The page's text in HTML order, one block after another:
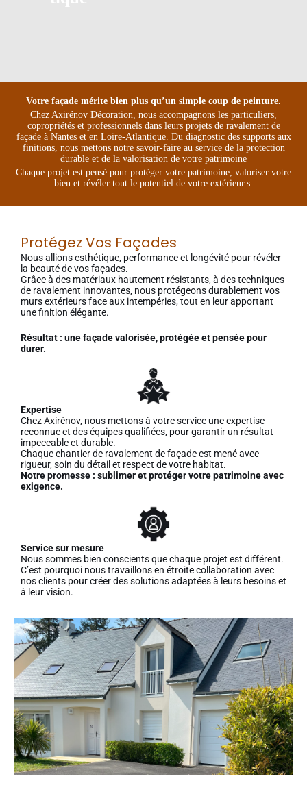
Votre façade mérite bien plus qu’un simple coup de peinture.
Chez Axirénov Décoration, nous accompagnons les particuliers,
copropriétés et professionnels dans leurs projets de ravalement de
façade à Nantes et en Loire-Atlantique. Du diagnostic des supports aux
finitions, nous mettons notre savoir-faire au service de la protection
durable et de la valorisation de votre patrimoine
Chaque projet est pensé pour protéger votre patrimoine, valoriser votre
bien et révéler tout le potentiel de votre extérieur.s.
Protégez Vos Façades
Nous allions esthétique, performance et longévité pour révéler
la beauté de vos façades.
Grâce à des matériaux hautement résistants, à des techniques
de ravalement innovantes, nous protégeons durablement vos
murs extérieurs face aux intempéries, tout en leur apportant
une finition élégante.
Résultat : une façade valorisée, protégée et pensée pour
durer.
Expertise
Chez Axirénov, nous mettons à votre service une expertise
reconnue et des équipes qualifiées, pour garantir un résultat
impeccable et durable.
Chaque chantier de ravalement de façade est mené avec
rigueur, soin du détail et respect de votre habitat.
Notre promesse : sublimer et protéger votre patrimoine avec
exigence.
Service sur mesure
Nous sommes bien conscients que chaque projet est différent.
C’est pourquoi nous travaillons en étroite collaboration avec
nos clients pour créer des solutions adaptées à leurs besoins et
à leur vision.